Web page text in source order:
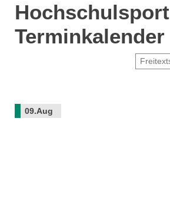
Hochschulsport
Terminkalender
09.Aug